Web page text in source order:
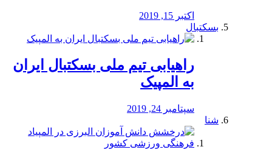
اکتبر 15, 2019
بسکتبال
راهیابی تیم ملی بسکتبال ایران
به المپیک
سپتامبر 24, 2019
شنا